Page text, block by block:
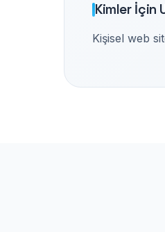
Kimler İçin
Kişisel web